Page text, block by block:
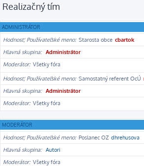
Realizačný tím
ADMINISTRÁTOR
Hodnosť, Používateľské meno Starosta obce cbartok
Hlavná skupina
Administrátor
Moderátor Všetky fóra
Hodnosť, Používateľské meno Samostatný referent OcÚ
Hlavná skupina
Administrátor
Moderátor Všetky fóra
MODERÁTOR
Hodnosť, Používateľské meno Poslanec OZ dhrehusova
Hlavná skupina
Autori
Moderátor Všetky fóra